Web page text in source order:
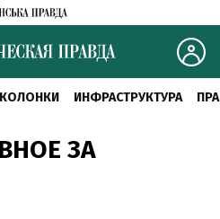
КОЛОНКИ ИНФРАСТРУКТУРА
ЗА